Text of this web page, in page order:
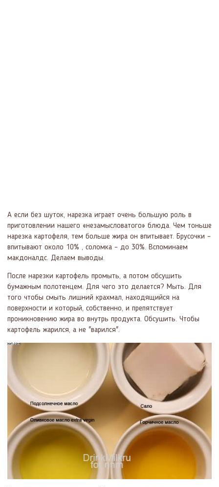
А если без шуток, нарезка играет очень большую роль в
приготовлении нашего «незамысловатого» блюда. Чем тоньше
нарезка картофеля, тем больше жира он впитывает. Брусочки –
впитывают около 10% , соломка – до 30%. Вспоминаем
макдоналдс. Делаем выводы.
После нарезки картофель промыть, а потом обсушить
бумажным полотенцем. Для чего это делается? Мыть. Для
того чтобы смыть лишний крахмал, находящийся на
поверхности и который, собственно, и препятствует
проникновению жира во внутрь продукта. Обсушить. Чтобы
картофель жарился, а не "варился".